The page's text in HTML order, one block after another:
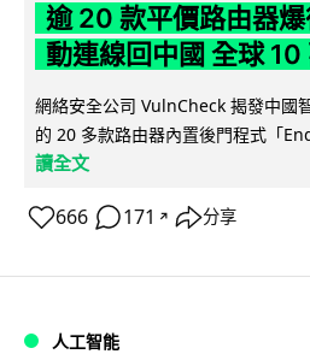
逾 20 款平價路由器
動連線回中國 全球
網絡安全公司 VulnCheck 揭發中國
的 20 多款路由器內置後門程式「
讀全文
666 171 ↗ 分享
人工智能